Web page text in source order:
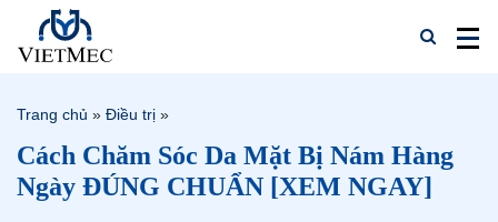
Trang chủ » Điều trị »
Cách Chăm Sóc Da Mặt Bị Nám Hàng
Ngày ĐÚNG CHUẨN [XEM NGAY]